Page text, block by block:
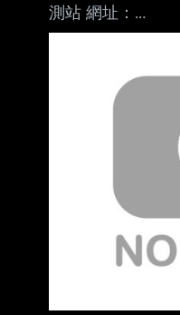
測站 網址：
https://
司) 威剛 公司提
幣仟元 項目 營
去年同期：
增減百分比：
去年累計：